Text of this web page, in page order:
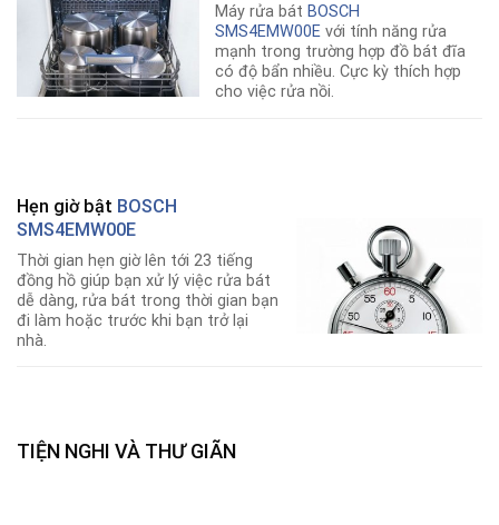
Máy rửa bát BOSCH
SMS4EMW00Evới tính năng rửa
mạnh trong trường hợp đồ bát đĩa
có độ bẩn nhiều. Cực kỳ thích hợp
cho việc rửa nồi.
Hẹn giờ bật BOSCH
SMS4EMW00E
Thời gian hẹn giờ lên tới 23 tiếng
đồng hồ giúp bạn xử lý việc rửa bát
dễ dàng, rửa bát trong thời gian bạn
đi làm hoặc trước khi bạn trở lại
nhà.
TIỆN NGHI VÀ THƯ GIÃN